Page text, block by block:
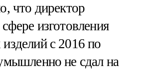
что директор
изготовления
с 2016 по
не сдал на